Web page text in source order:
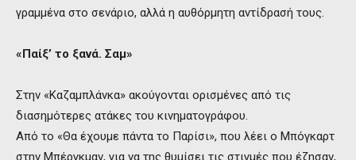
γραμμένα στο σενάριο, αλλά η αυθόρμητη αντίδρασή τους.
«Παίξ’ το ξανά. Σαμ»
Στην «Καζαμπλάνκα» ακούγονται ορισμένες από τις
διασημότερες ατάκες του κινηματογράφου.
Από το «Θα έχουμε πάντα το Παρίσι», που λέει ο Μπόγκαρτ
στην Μπέργκμαν, για να της θυμίσει τις στιγμές που έζησαν,